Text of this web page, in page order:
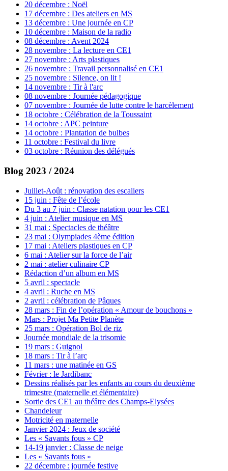
20 décembre : Noël
17 décembre : Des ateliers en MS
13 décembre : Une journée en CP
10 décembre : Maison de la radio
08 décembre : Avent 2024
28 novembre : La lecture en CE1
27 novembre : Arts plastiques
26 novembre : Travail personnalisé en CE1
25 novembre : Silence, on lit !
14 novembre : Tir à l'arc
08 novembre : Journée pédagogique
07 novembre : Journée de lutte contre le harcèlement
18 octobre : Célébration de la Toussaint
14 octobre : APC peinture
14 octobre : Plantation de bulbes
11 octobre : Festival du livre
03 octobre : Réunion des délégués
Blog 2023 / 2024
Juillet-Août : rénovation des escaliers
15 juin : Fête de l’école
Du 3 au 7 juin : Classe natation pour les CE1
4 juin : Atelier musique en MS
31 mai : Spectacles de théâtre
23 mai : Olympiades 4ème édition
17 mai : Ateliers plastiques en CP
6 mai : Atelier sur la force de l’air
2 mai : atelier culinaire CP
Rédaction d’un album en MS
5 avril : spectacle
4 avril : Ruche en MS
2 avril : célébration de Pâques
28 mars : Fin de l’opération « Amour de bouchons »
Mars : Projet Ma Petite Planète
25 mars : Opération Bol de riz
Journée mondiale de la trisomie
19 mars : Guignol
18 mars : Tir à l’arc
11 mars : une matinée en GS
Février : le Jardibanc
Dessins réalisés par les enfants au cours du deuxième
trimestre (maternelle et élémentaire)
Sortie des CE1 au théâtre des Champs-Elysées
Chandeleur
Motricité en maternelle
Janvier 2024 : Jeux de société
Les « Savants fous » CP
14-19 janvier : Classe de neige
Les « Savants fous »
22 décembre : journée festive